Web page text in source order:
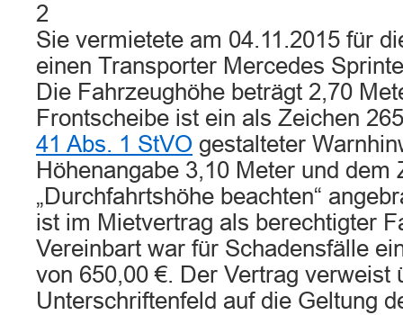
2
Sie vermietete am 04.11.2015 für
einen Transporter Mercedes
Die Fahrzeughöhe beträgt 2,70
Frontscheibe ist ein als Zeichen
41 Abs. 1 StVO gestalteter
Höhenangabe 3,10 Meter und dem
„Durchfahrtshöhe beachten“
ist im Mietvertrag als berechtigter
Vereinbart war für Schadensfälle
von 650,00 €. Der Vertrag verweist
Unterschriftenfeld auf die Geltung